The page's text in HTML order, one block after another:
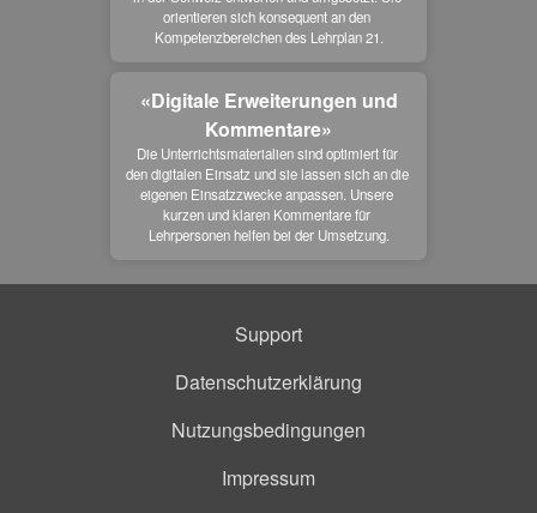
orientieren sich konsequent an den
Kompetenzbereichen des Lehrplan 21.
«Digitale Erweiterungen und
Kommentare»
Die Unterrichtsmaterialien sind optimiert für
den digitalen Einsatz und sie lassen sich an die
eigenen Einsatzzwecke anpassen. Unsere
kurzen und klaren Kommentare für
Lehrpersonen helfen bei der Umsetzung.
Support
Datenschutzerklärung
Nutzungsbedingungen
Impressum